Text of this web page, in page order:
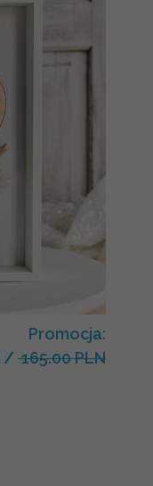
Promocja:
/ 165.00 PLN